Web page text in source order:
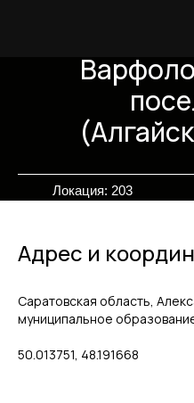
Локация: 203
Адрес и
Саратовская область,
муниципальное
50.013751, 48.191668